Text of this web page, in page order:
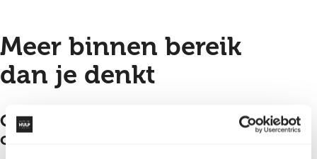
Meer binnen bereik
dan je denkt
Goede begeleiding en
ondersteuning